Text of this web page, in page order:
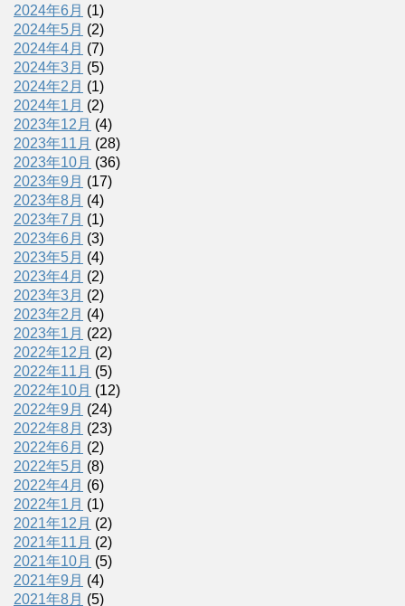
2024年6月 (1)
2024年5月 (2)
2024年4月 (7)
2024年3月 (5)
2024年2月 (1)
2024年1月 (2)
2023年12月 (4)
2023年11月 (28)
2023年10月 (36)
2023年9月 (17)
2023年8月 (4)
2023年7月 (1)
2023年6月 (3)
2023年5月 (4)
2023年4月 (2)
2023年3月 (2)
2023年2月 (4)
2023年1月 (22)
2022年12月 (2)
2022年11月 (5)
2022年10月 (12)
2022年9月 (24)
2022年8月 (23)
2022年6月 (2)
2022年5月 (8)
2022年4月 (6)
2022年1月 (1)
2021年12月 (2)
2021年11月 (2)
2021年10月 (5)
2021年9月 (4)
2021年8月 (5)